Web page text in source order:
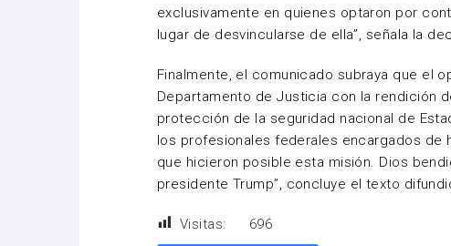
exclusivamente en quienes optaron por
lugar de desvincularse de ella”, señala la
Finalmente, el comunicado subraya que el
Departamento de Justicia con la rendición
protección de la seguridad nacional de
los profesionales federales encargados de
que hicieron posible esta misión. Dios
presidente Trump”, concluye el texto
Visitas: 696